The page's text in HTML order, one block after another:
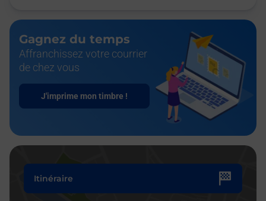
Gagnez du temps
Affranchissez votre courrier
de chez vous
J'imprime mon timbre !
Itinéraire